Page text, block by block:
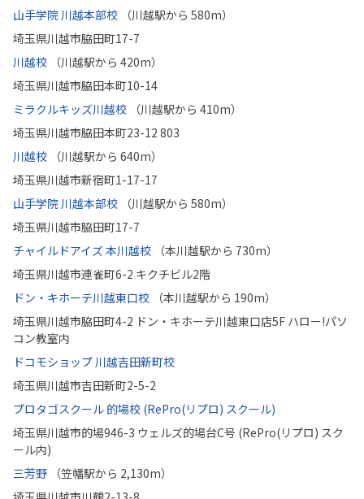
山手学院 川越本部校
（川越駅から 580m）
埼玉県川越市脇田町17-7
川越校
（川越駅から 420m）
埼玉県川越市脇田本町10-14
ミラクルキッズ川越校
（川越駅から 410m）
埼玉県川越市脇田本町23-12 803
川越校
（川越駅から 640m）
埼玉県川越市新宿町1-17-17
山手学院 川越本部校
（川越駅から 580m）
埼玉県川越市脇田町17-7
チャイルドアイズ 本川越校
（本川越駅から 730m）
埼玉県川越市連雀町6-2 キクチビル2階
ドン・キホーテ川越東口校
（本川越駅から 190m）
埼玉県川越市脇田町4-2 ドン・キホーテ川越東口店5F ハロー!パソ
コン教室内
ドコモショップ 川越吉田新町校
埼玉県川越市吉田新町2-5-2
プロタゴスクール 的場校 (RePro(リプロ) スクール)
埼玉県川越市的場946-3 ウェルズ的場台C号 (RePro(リプロ) スク
ール内)
三芳野
（笠幡駅から 2,130m）